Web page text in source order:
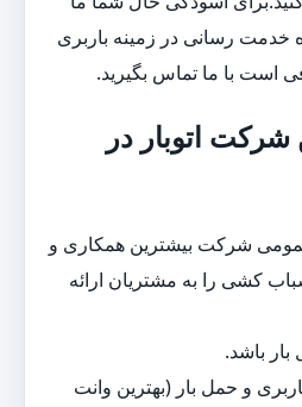
خدمت رسانی در زمینه باربری
است با ما تماس بگیرید.
اتوبار در
شرکت بیشترین همکاری و
کشی را به مشتریان ارائه
باشد.
و حمل بار (بهترین وانت